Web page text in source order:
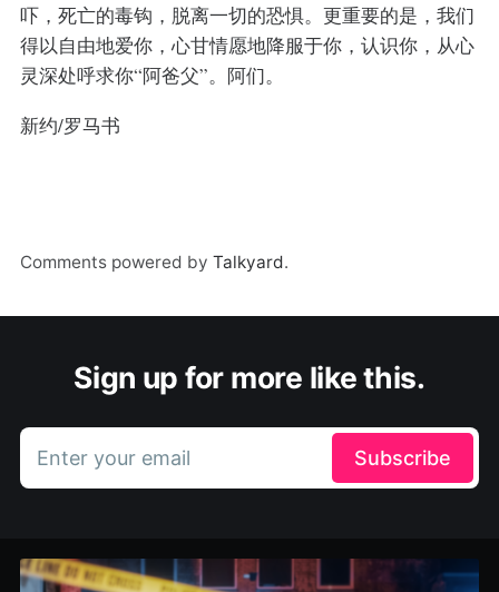
吓，死亡的毒钩，脱离一切的恐惧。更重要的是，我们
得以自由地爱你，心甘情愿地降服于你，认识你，从心
灵深处呼求你“阿爸父”。阿们。
新约/罗马书
Comments powered by Talkyard.
Sign up for more like this.
Enter your email Subscribe